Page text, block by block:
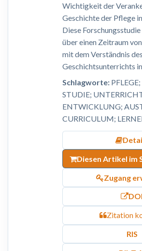
Wichtigkeit der
Geschichte der Pflege
Diese
über einen Zeitraum
mit dem Verständnis des
Geschichtsunterrichts
Schlagworte:
STUDIE;
ENTWICKLUNG;
CURRICULUM;
Diesen Artikel im
Zugang
DOI
Zitation
RIS